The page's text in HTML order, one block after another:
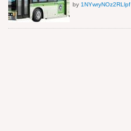
by 1NYwryNOz2RLlpf